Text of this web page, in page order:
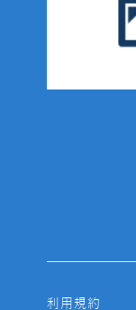
利用規約